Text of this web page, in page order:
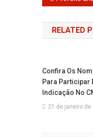
de
Post
RELATED
Confira Os
Para Participar
Indicação No
21 de janeiro de